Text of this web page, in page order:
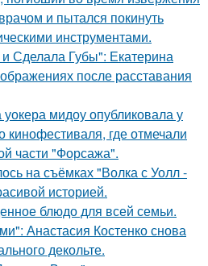
и пытался покинуть
инструментами.
Сделала Губы": Екатерина
после расставания
мидоу опубликовала у
кинофестиваля, где отмечали
части "Форсажа".
на съёмках "Волка с Уолл -
историей.
блюдо для всей семьи.
Анастасия Костенко снова
декольте.